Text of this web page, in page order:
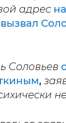
адрес
Соловьев
,